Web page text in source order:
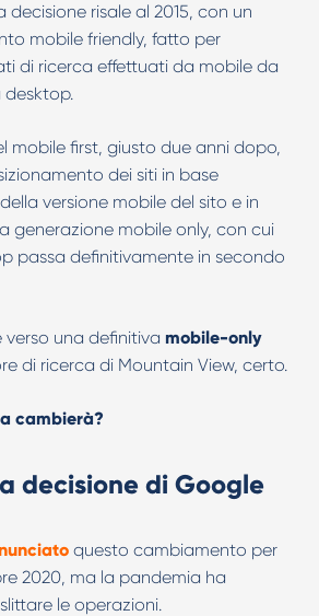
decisione risale al 2015, con un
mobile friendly, fatto per
di ricerca effettuati da mobile da
desktop.
mobile first, giusto due anni dopo,
dei siti in base
versione mobile del sito e in
generazione mobile only, con cui
passa definitivamente in secondo
verso una definitiva mobile-only
di ricerca di Mountain View, certo.
cambierà?
decisione di Google
questo cambiamento per
2020, ma la pandemia ha
le operazioni.